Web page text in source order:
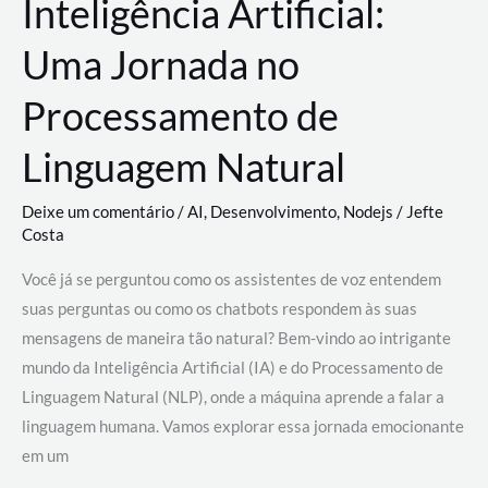
Inteligência Artificial:
Uma Jornada no
Processamento de
Linguagem Natural
Deixe um comentário/AI, Desenvolvimento, Nodejs / Jefte
Costa
Você já se perguntou como os assistentes de voz entendem
suas perguntas ou como os chatbots respondem às suas
mensagens de maneira tão natural? Bem-vindo ao intrigante
mundo da Inteligência Artificial (IA) e do Processamento de
Linguagem Natural (NLP), onde a máquina aprende a falar a
linguagem humana. Vamos explorar essa jornada emocionante
em um